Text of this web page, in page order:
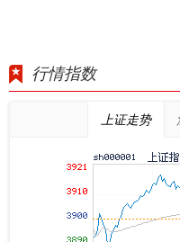
行情指数
上证走势